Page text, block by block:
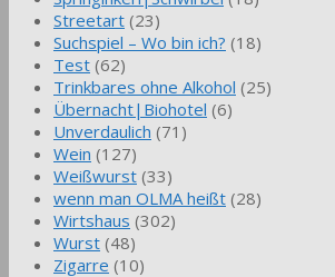
Streetart (23)
Suchspiel – Wo bin ich? (18)
Test (62)
Trinkbares ohne Alkohol (25)
Übernacht|Biohotel (6)
Unverdaulich (71)
Wein (127)
Weißwurst (33)
wenn man OLMA heißt (28)
Wirtshaus (302)
Wurst (48)
Zigarre (10)